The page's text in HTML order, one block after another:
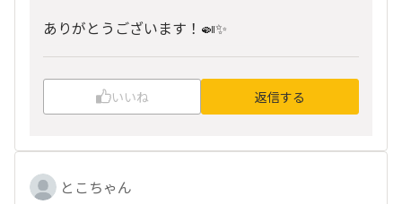
ありがとうございます！🍛✨
いいね 返信する
とこちゃん